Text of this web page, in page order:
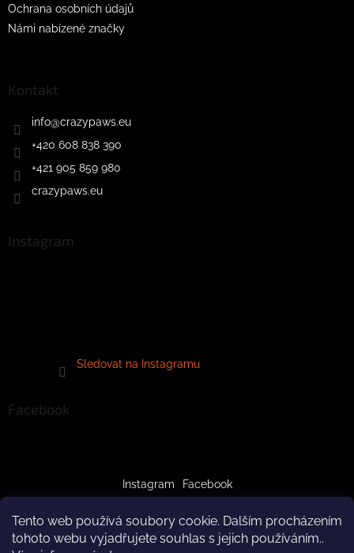
Tento web používá soubory cookie. Dalším procházením
tohoto webu vyjadřujete souhlas s jejich používáním..
Ochrana osobních údajů
Námi nabízené značky
Kontakt
info@crazypaws.eu
+420 608 838 390
+421 905 859 980
crazypaws.eu
Instagram
Sledovat na Instagramu
Facebook
Instagram Facebook